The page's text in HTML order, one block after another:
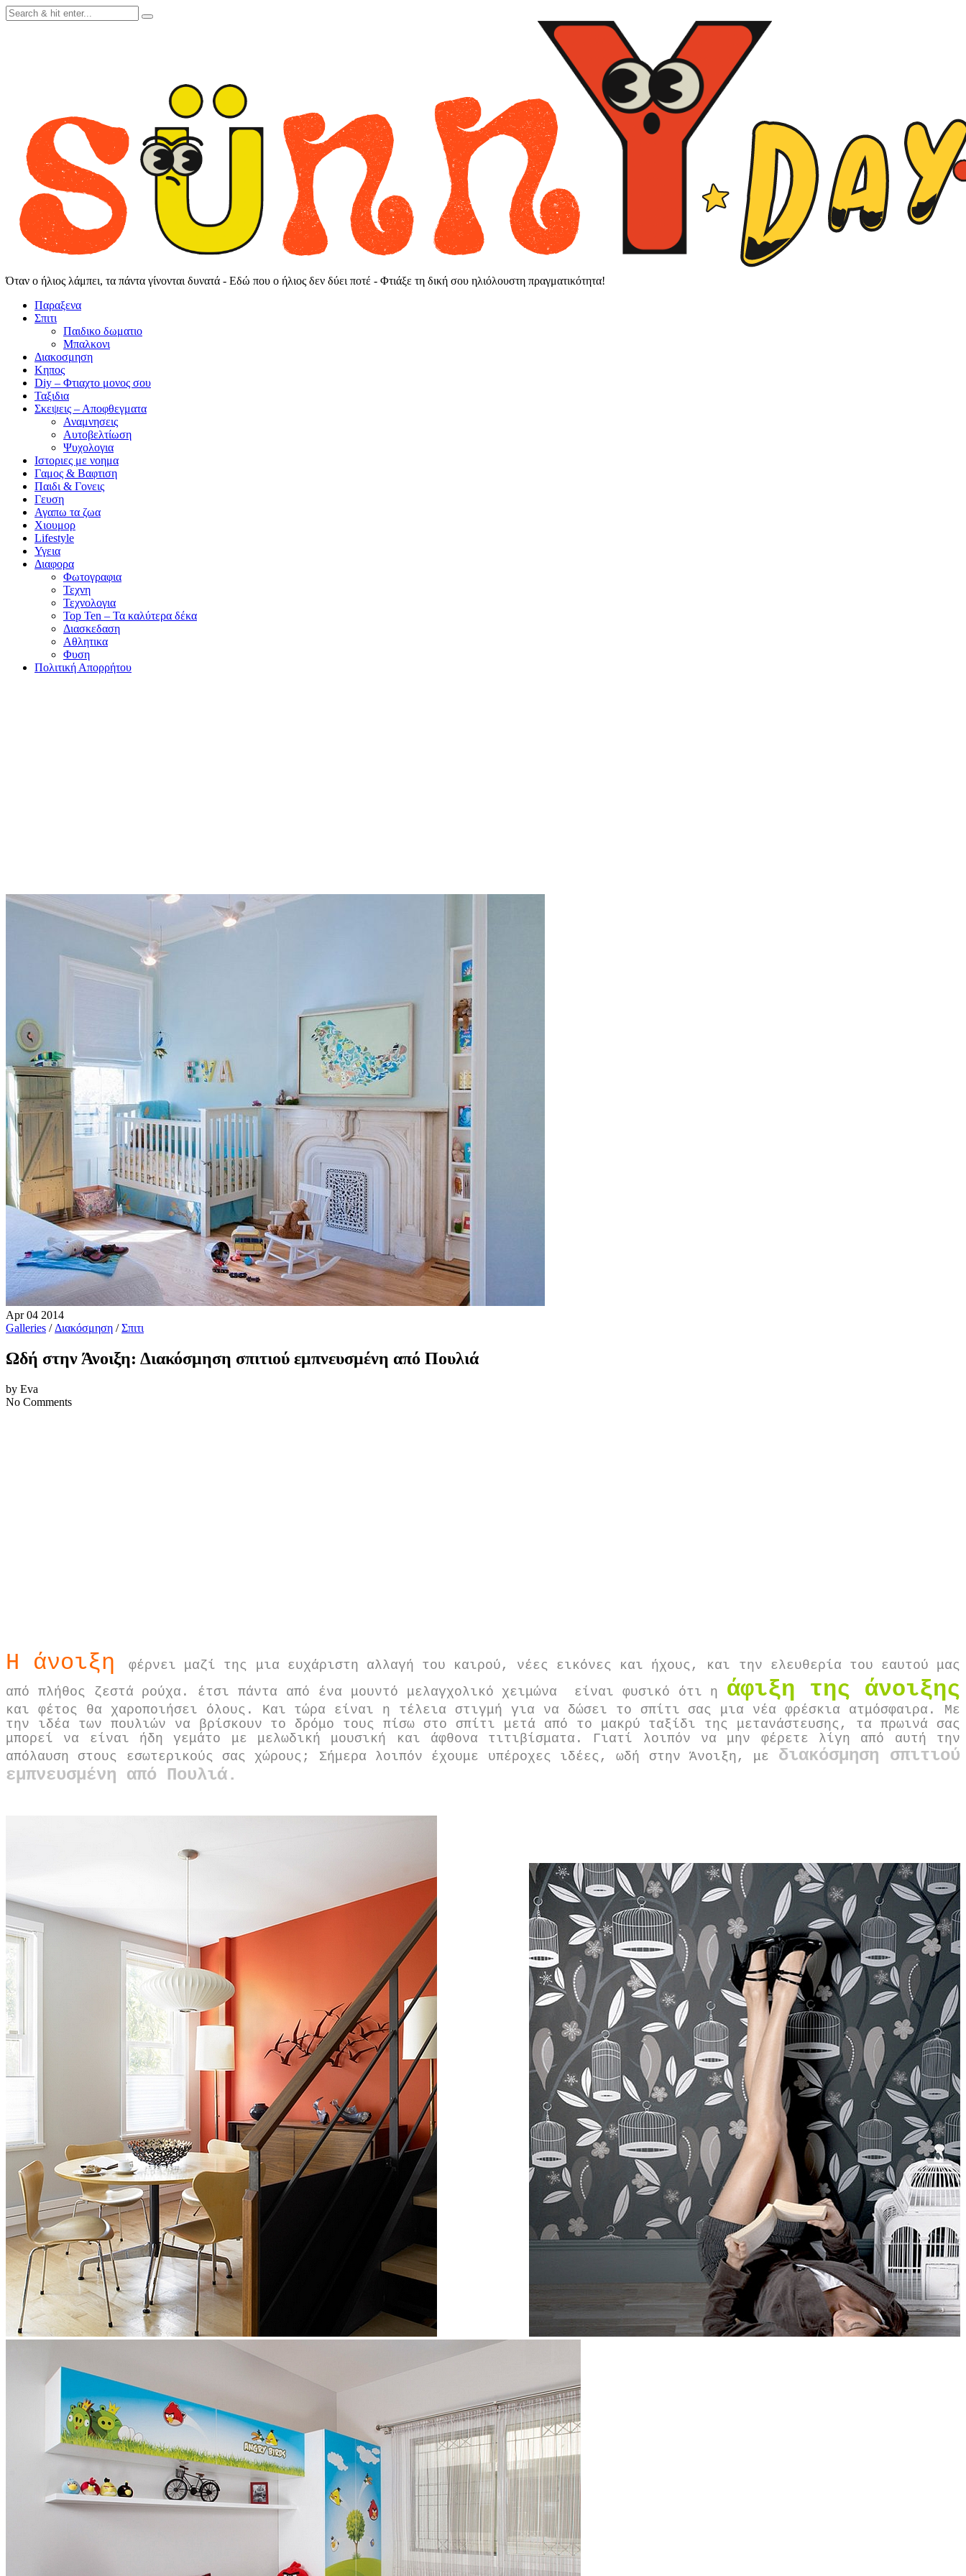
Skip
to
Όταν ο ήλιος λάμπει, τα πάντα γίνονται δυνατά - Εδώ που ο ήλιος δεν δύει ποτέ - Φτιάξε τη δική σου ηλιόλουστη πραγματικότητα!
Παραξενα
Σπιτι
Παιδικο δωματιο
Μπαλκονι
Διακοσμηση
Κηπος
Diy – Φτιαχτο μονος σου
Ταξιδια
Σκεψεις – Αποφθεγματα
Αναμνησεις
Αυτοβελτίωση
Ψυχολογια
Ιστοριες με νοημα
Γαμος & Βαφτιση
Παιδι & Γονεις
Γευση
Αγαπω τα ζωα
Xιουμορ
Lifestyle
Υγεια
Διαφορα
Φωτογραφια
Τεχνη
Τεχνολογια
Top Ten – Τα καλύτερα δέκα
Διασκεδαση
Αθλητικα
Φυση
Πολιτική Απορρήτου
Apr 04 2014
Galleries / Διακόσμηση /Σπιτι
Ωδή στην Άνοιξη: Διακόσμηση σπιτιού εμπνευσμένη από Πουλιά
by Eva
No Comments
Η άνοιξηφέρνει μαζί της μια ευχάριστη αλλαγή του καιρού, νέες εικόνες και ήχους, και την ελευθερία του εαυτού μας
από πλήθος ζεστά ρούχα. έτσι πάντα από ένα μουντό μελαγχολικό χειμώνα είναι φυσικό ότι η άφιξη της άνοιξης
και φέτος θα χαροποιήσει όλους. Και τώρα είναι η τέλεια στιγμή για να δώσει το σπίτι σας μια νέα φρέσκια ατμόσφαιρα. Με
την ιδέα των πουλιών να βρίσκουν το δρόμο τους πίσω στο σπίτι μετά από το μακρύ ταξίδι της μετανάστευσης, τα πρωινά σας
μπορεί να είναι ήδη γεμάτο με μελωδική μουσική και άφθονα τιτιβίσματα. Γιατί λοιπόν να μην φέρετε λίγη από αυτή την
απόλαυση στους εσωτερικούς σας χώρους; Σήμερα λοιπόν έχουμε υπέροχες ιδέες, ωδή στην Άνοιξη, με διακόσμηση σπιτιού
εμπνευσμένη από Πουλιά.